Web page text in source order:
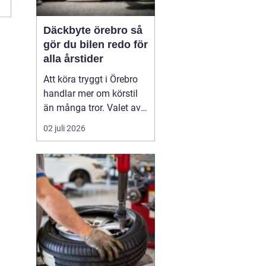
Däckbyte örebro så
gör du bilen redo för
alla årstider
Att köra tryggt i Örebro
handlar mer om körstil
än många tror. Valet av
däck, när de byts och hur
de monteras spelar en
säkerheten. Vädret i
Närke skiftar snabbt,
med kalla vintrar, blöta
vårvägar och varma
sommardagar. För den
som...
02 juli 2026